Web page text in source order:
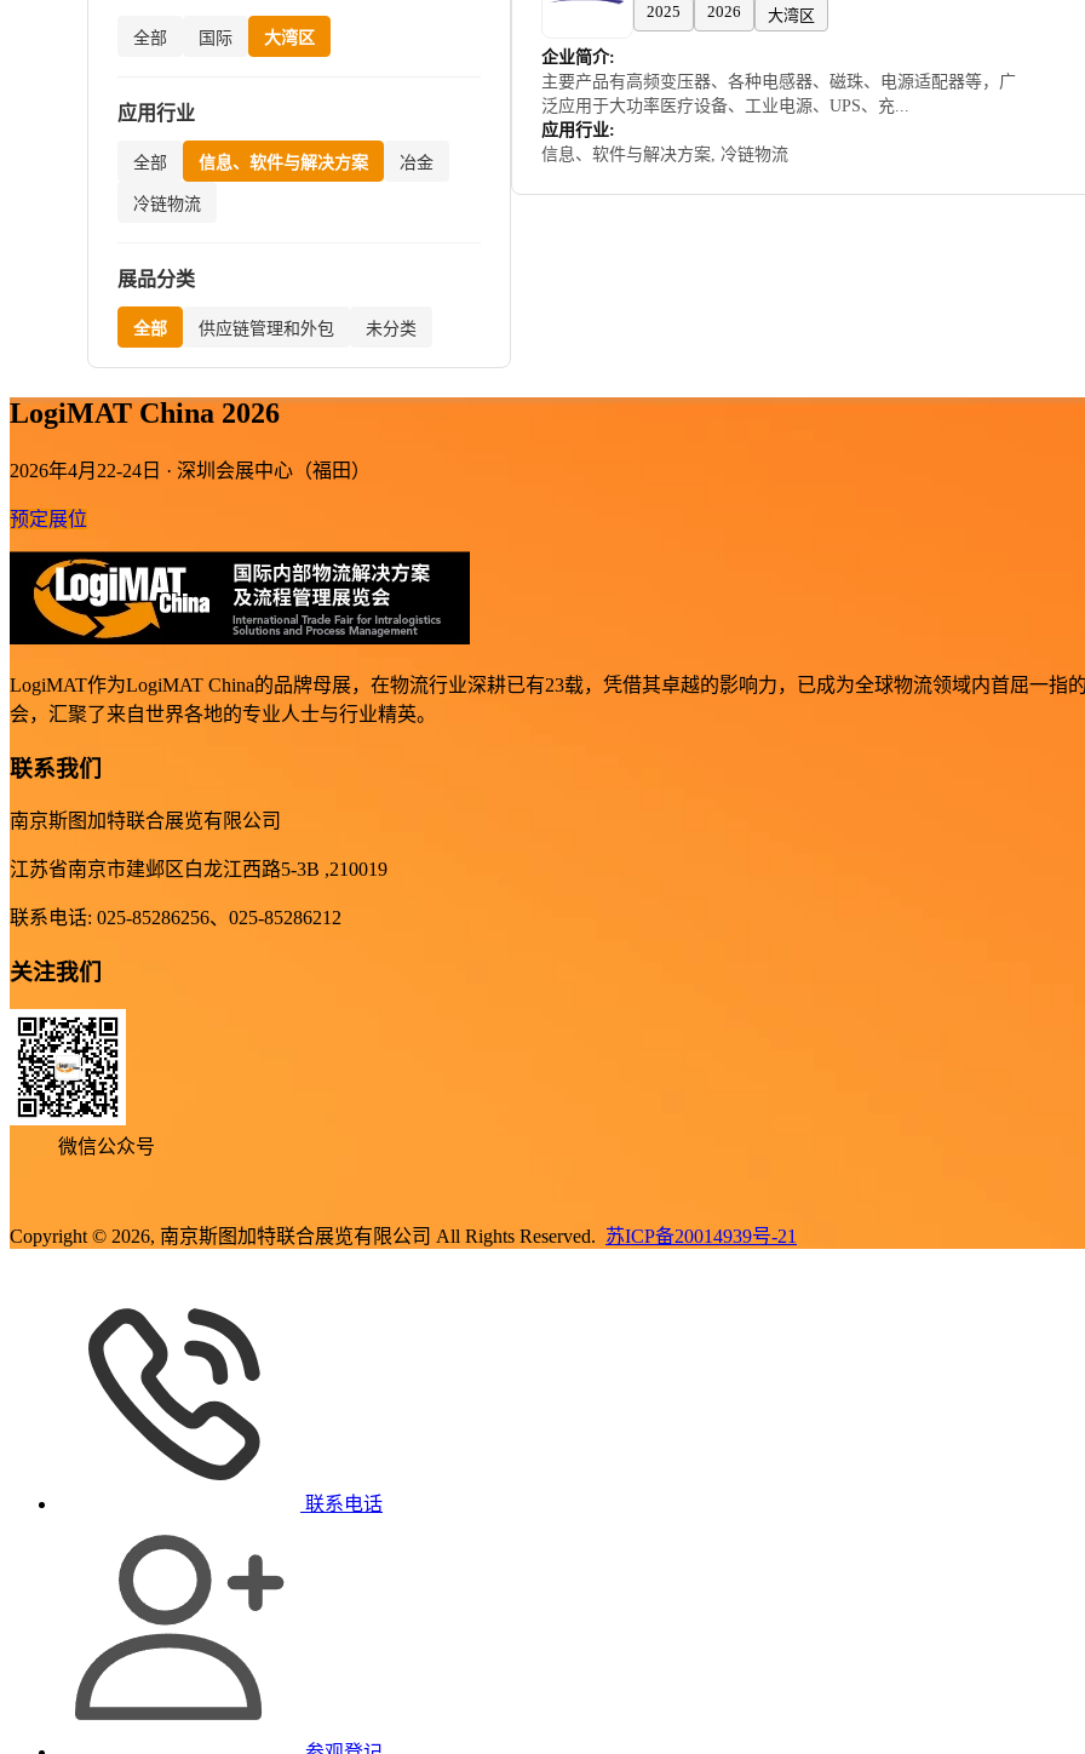
全部 国际 大湾区
应用行业
全部 信息、软件与解决方案 冶金
冷链物流
展品分类
全部 供应链管理和外包 未分类
2025 2026 大湾区
企业简介:
主要产品有高频变压器、各种电感器、磁珠、电源适配器等，广
泛应用于大功率医疗设备、工业电源、UPS、充...
应用行业:
信息、软件与解决方案, 冷链物流
LogiMAT China 2026
2026年4月22-24日 · 深圳会展中心（福田）
预定展位
LogiMAT作为LogiMAT China的品牌母展，在物流行业深耕已有23载，凭借其卓越的影响力，已成为全球物流领域内首屈一
会，汇聚了来自世界各地的专业人士与行业精英。
联系我们
南京斯图加特联合展览有限公司
江苏省南京市建邺区白龙江西路5-3B ,210019
联系电话: 025-85286256、025-85286212
关注我们
微信公众号
Copyright © 2026, 南京斯图加特联合展览有限公司 All Rights Reserved. 苏ICP备20014939号-21
联系电话